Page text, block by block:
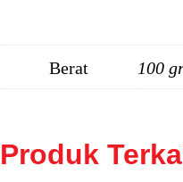
Berat 100
Produk